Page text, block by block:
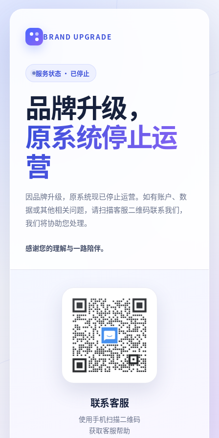
BRAND UPGRADE
服务状态 · 已停止
品牌升级，
原系统停止运
营
因品牌升级，原系统现已停止运营。如有账户、数
据或其他相关问题，请扫描客服二维码联系我们，
我们将协助您处理。
感谢您的理解与一路陪伴。
联系客服
使用手机扫描二维码
获取客服帮助